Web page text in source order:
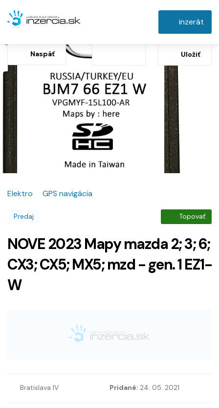
inzerát
Naspäť Uložiť
Elektro GPS navigácia
Predaj Topovať
NOVE 2023 Mapy mazda 2; 3; 6;
CX3; CX5; MX5; mzd - gen. 1 EZ1-
W
Bratislava IV Pridané: 24. 05. 2021